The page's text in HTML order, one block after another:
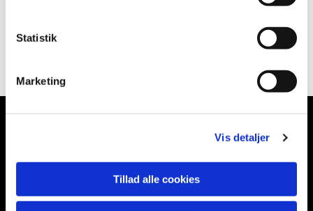
Statistik
Marketing
Vis detaljer
Tillad alle cookies
Soderup Kirkevej 16